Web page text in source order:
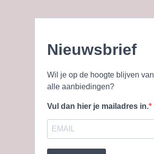
Nieuwsbrief
Wil je op de hoogte blijven van
alle aanbiedingen?
Vul dan hier je mailadres in.